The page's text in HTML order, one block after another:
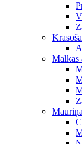
Malkas